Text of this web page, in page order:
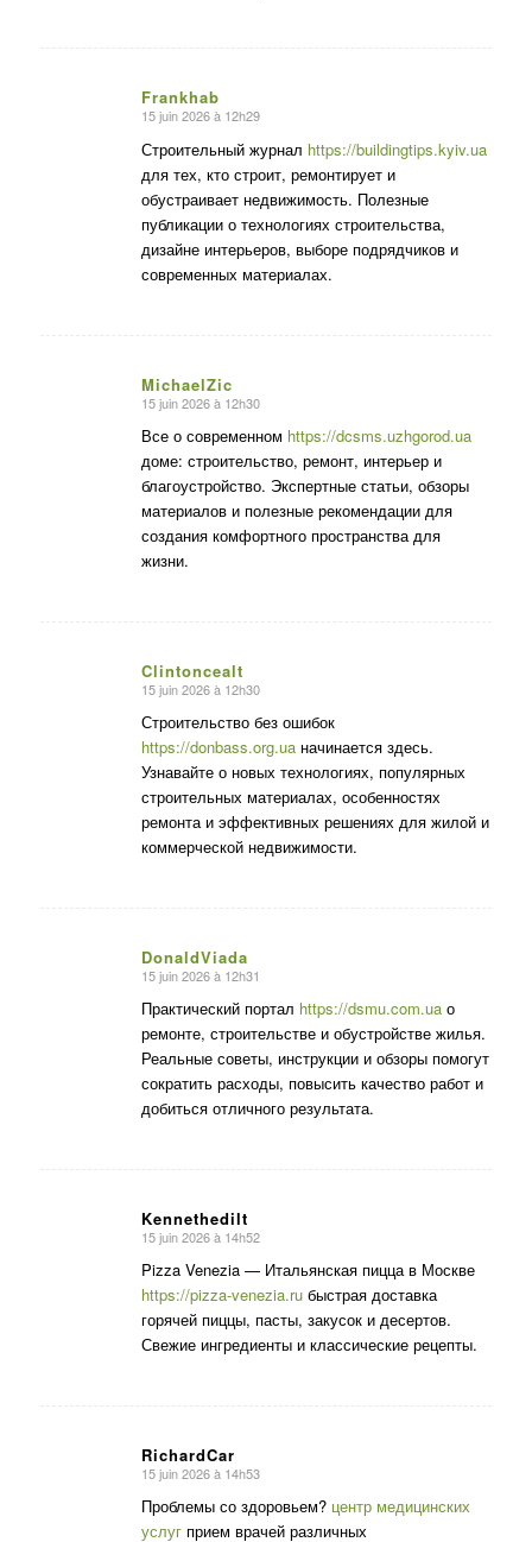
Frankhab
dit
15 juin 2026 à 12h29
Строительный журнал https://buildingtips.kyiv.ua
для тех, кто строит, ремонтирует и
обустраивает недвижимость. Полезные
публикации о технологиях строительства,
дизайне интерьеров, выборе подрядчиков и
современных материалах.
MichaelZic
dit
15 juin 2026 à 12h30
Все о современном https://dcsms.uzhgorod.ua
доме: строительство, ремонт, интерьер и
благоустройство. Экспертные статьи, обзоры
материалов и полезные рекомендации для
создания комфортного пространства для
жизни.
Clintoncealt
dit
15 juin 2026 à 12h30
Строительство без ошибок
https://donbass.org.uaначинается здесь.
Узнавайте о новых технологиях, популярных
строительных материалах, особенностях
ремонта и эффективных решениях для жилой и
коммерческой недвижимости.
DonaldViada
dit
15 juin 2026 à 12h31
Практический портал https://dsmu.com.uaо
ремонте, строительстве и обустройстве жилья.
Реальные советы, инструкции и обзоры помогут
сократить расходы, повысить качество работ и
добиться отличного результата.
Kennethedilt
dit
15 juin 2026 à 14h52
Pizza Venezia — Итальянская пицца в Москве
https://pizza-venezia.ruбыстрая доставка
горячей пиццы, пасты, закусок и десертов.
Свежие ингредиенты и классические рецепты.
RichardCar
dit
15 juin 2026 à 14h53
Проблемы со здоровьем? центр медицинских
услугприем врачей различных